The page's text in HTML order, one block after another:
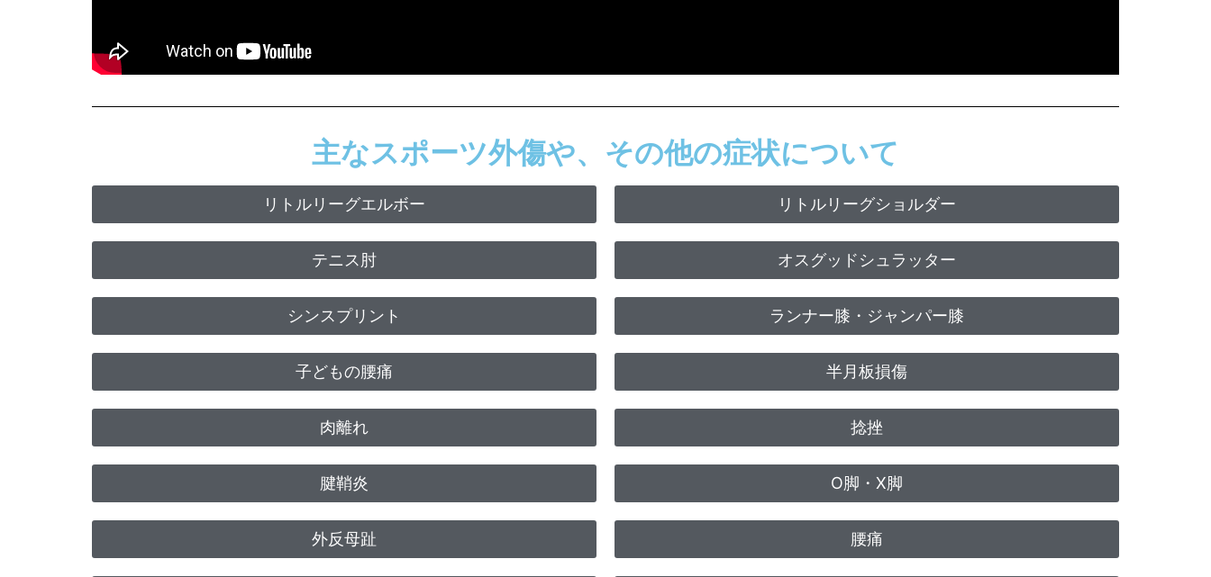
主なスポーツ外傷や、その他の症状について
リトルリーグエルボー リトルリーグショルダー
テニス肘 オスグッドシュラッター
シンスプリント ランナー膝・ジャンパー膝
子どもの腰痛 半月板損傷
肉離れ 捻挫
腱鞘炎 O脚・X脚
外反母趾 腰痛